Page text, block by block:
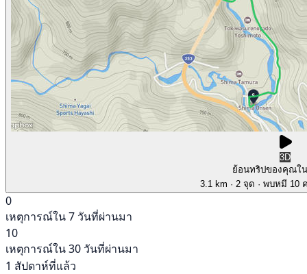
3D
ย้อนทริปของคุณใ
3.1 km · 2 จุด · พบหมี 10
0
เหตุการณ์ใน 7 วันที่ผ่านมา
10
เหตุการณ์ใน 30 วันที่ผ่านมา
1 สัปดาห์ที่แล้ว